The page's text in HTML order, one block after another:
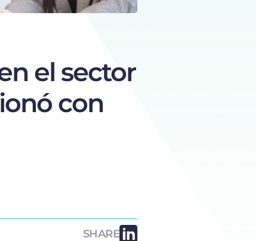
el sector
con
SHARE